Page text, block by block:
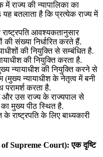
राज्य की न्यापालिका का
बतलाता है कि प्रत्येक राज्य में
आवश्यकतानुसार
की संख्या निर्धारित करते हैं.
की नियुक्ति से सम्बंधित है.
की नियुक्ति करता है.
न्यायाधीश की नियुक्ति करने से
(मुख्‍य न्‍यायाधीश के नेतृत्‍व में बनी
परामर्श करता है.
और उस राज्य के राज्यपाल से
का मुख्य पीठ स्थित है.
राष्ट्रपति के लिए बाध्यकारी
Supreme Court): एक दृष्टि